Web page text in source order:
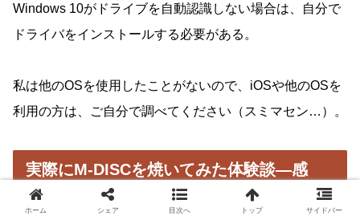
Windows 10がドライブを自動認識しない場合は、自分で
ドライバをインストールする必要がある。
私は他のOSを使用したことがないので、iOSや他のOSを
利用の方は、ご自分で調べてください（スミマセン…）。
実際にM-DISCを焼いてみた体験談―感
想、難易度、手間暇
ホーム シェア 目次へ トップ サイドバー